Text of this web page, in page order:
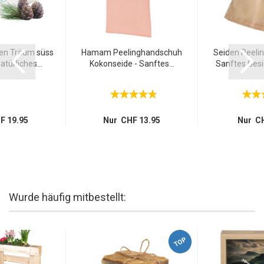
Träum süss
19.95
Hamam Peelinghandschuh
Kokonseide - Sanftes...
Nur CHF 13.95
Seiden
Sanftes
Nur
Wurde häufig mitbestellt:
TOP